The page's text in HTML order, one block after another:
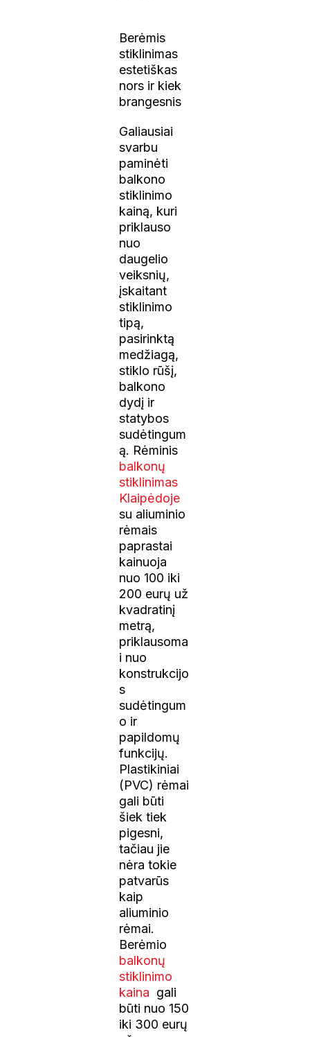
Berėmis
stiklinimas
estetiškas
nors ir kiek
brangesnis
Galiausiai
svarbu
paminėti
balkono
stiklinimo
kainą, kuri
priklauso
nuo
daugelio
veiksnių,
įskaitant
stiklinimo
tipą,
pasirinktą
medžiagą,
stiklo rūšį,
balkono
dydį ir
statybos
sudėtingum
ą. Rėminis
balkonų
stiklinimas
Klaipėdoje
su aliuminio
rėmais
paprastai
kainuoja
nuo 100 iki
200 eurų už
kvadratinį
metrą,
priklausoma
i nuo
konstrukcijo
s
sudėtingum
o ir
papildomų
funkcijų.
Plastikiniai
(PVC) rėmai
gali būti
šiek tiek
pigesni,
tačiau jie
nėra tokie
patvarūs
kaip
aliuminio
rėmai.
Berėmio
balkonų
stiklinimo
kaina gali
būti nuo 150
iki 300 eurų